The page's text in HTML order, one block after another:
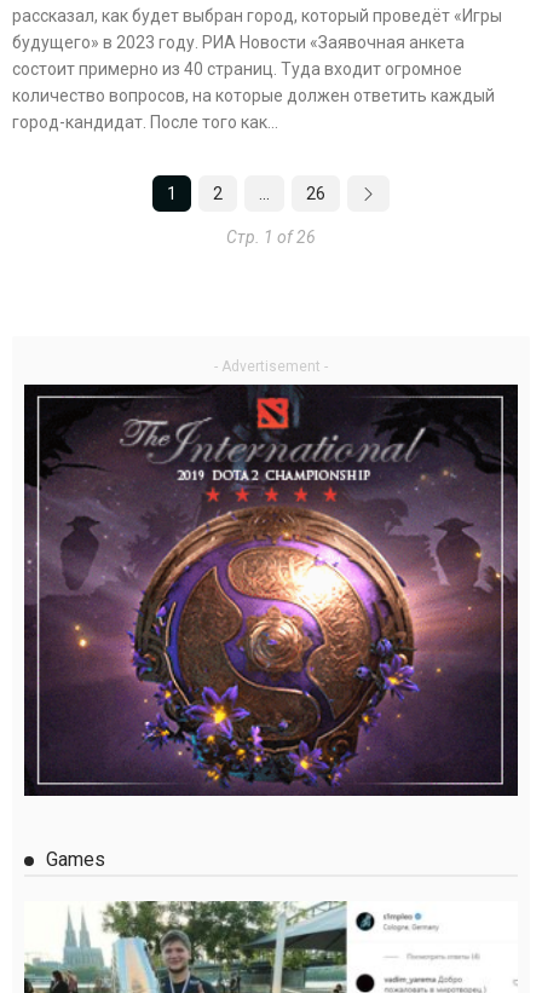
рассказал, как будет выбран город, который проведёт «Игры
будущего» в 2023 году. РИА Новости «Заявочная анкета
состоит примерно из 40 страниц. Туда входит огромное
количество вопросов, на которые должен ответить каждый
город-кандидат. После того как...
1 2 26
Стр. 1 of 26
- Advertisement -
Games